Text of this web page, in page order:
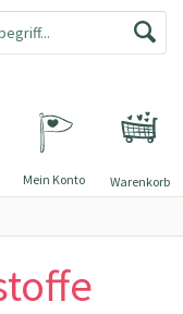
Warenkorb
Mein Konto